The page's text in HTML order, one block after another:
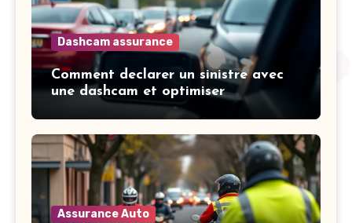
Dashcam assurance
Comment declarer un sinistre avec
une dashcam et optimiser
l’indemnisation
Assurance Auto